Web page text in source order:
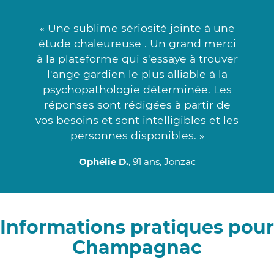
« Une sublime sériosité jointe à une
étude chaleureuse . Un grand merci
à la plateforme qui s'essaye à trouver
l'ange gardien le plus alliable à la
psychopathologie déterminée. Les
réponses sont rédigées à partir de
vos besoins et sont intelligibles et les
personnes disponibles. »
Ophélie D., 91 ans, Jonzac
Informations pratiques pour
Champagnac